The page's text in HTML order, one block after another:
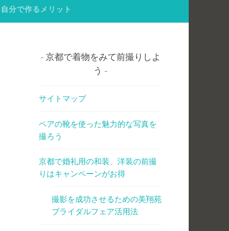
分で作るメリット
京都で着物をみて前撮りしよ
う
サイトマップ
ペアの靴を使った魅力的な写真を
撮ろう
京都で婚礼用の和装、洋装の前撮
りはキャンペーンがお得
撮影を成功させるための美翔苑
ブライダルフェア活用法